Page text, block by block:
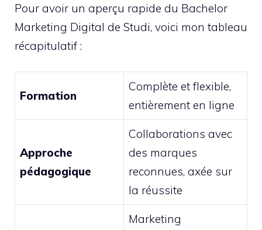
Pour avoir un aperçu rapide du Bachelor
Marketing Digital de Studi, voici mon tableau
récapitulatif :
Formation
Complète et flexible,
entièrement en ligne
Approche
pédagogique
Collaborations avec
des marques
reconnues, axée sur
la réussite
Marketing